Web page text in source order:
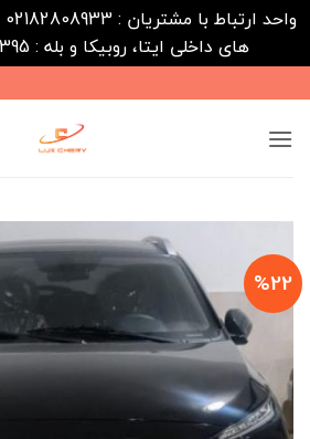
های داخلی ایتا، روبیکا و بله : 09031116395
to
content
%22